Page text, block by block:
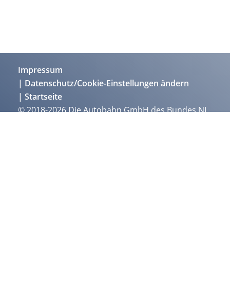
Impressum
Datenschutz/Cookie-Einstellungen ändern
Startseite
© 2018-2026 Die Autobahn GmbH des Bundes NL